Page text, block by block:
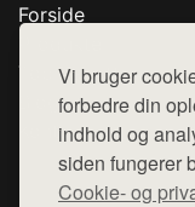
Vi bruger
forbedre din
indhold og
siden fungerer
Cookie- og
Forside
Top Rabatter
Blog
Kontakt